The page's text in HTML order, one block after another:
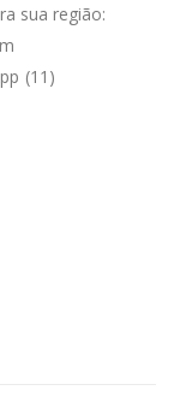
sua região:
(11)